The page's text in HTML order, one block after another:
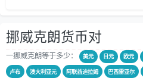
挪威克朗货币对
一挪威克朗等于多少： 美元 日元 欧元
卢布 澳大利亚元 阿联酋迪拉姆 巴西雷亚尔